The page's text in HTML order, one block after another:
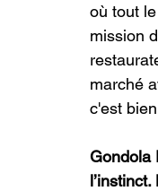
où tout
mission
marché
c'est
Gondola